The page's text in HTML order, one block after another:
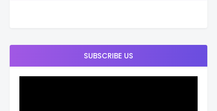
SUBSCRIBE US